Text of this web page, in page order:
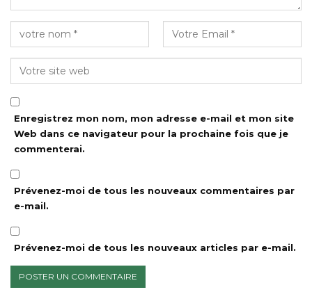
Enregistrez mon nom, mon adresse e-mail et mon site
Web dans ce navigateur pour la prochaine fois que je
commenterai.
Prévenez-moi de tous les nouveaux commentaires par
e-mail.
Prévenez-moi de tous les nouveaux articles par e-mail.